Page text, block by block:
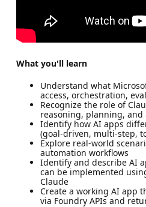
What you'll learn
Understand what
access, orchestration,
Recognize the role of
reasoning, planning, and
Identify how AI apps
(goal-driven, multi-step,
Explore real-world
automation workflows
Identify and describe AI
can be implemented
Claude
Create a working AI app
via Foundry APIs and